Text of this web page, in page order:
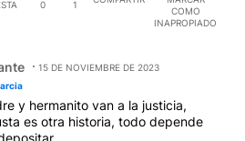
0 1
COMO
INAPROPIADO
15 DE NOVIEMBRE DE 2023
y hermanito van a la justicia,
es otra historia, todo depende